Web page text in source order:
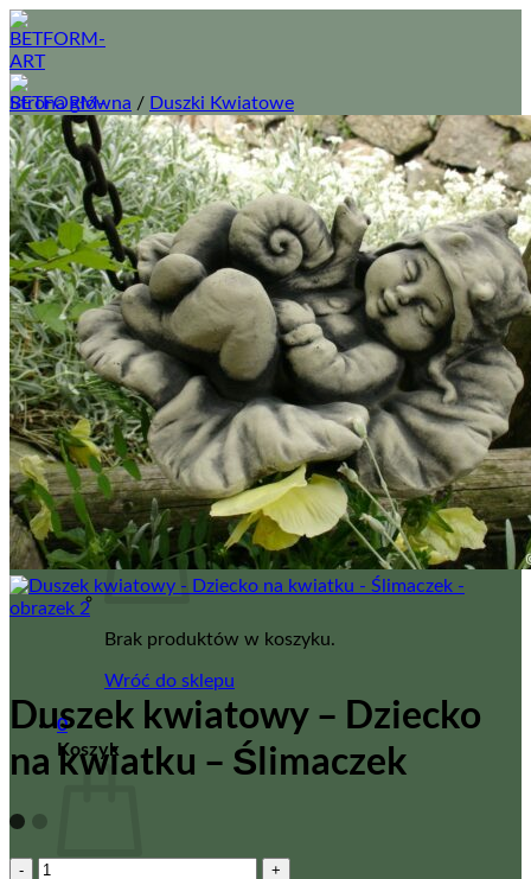
Przewiń
do
zawartości
O nas
Sklep
Wszystkie figury betonowe do ogrodu
Donice ogrodowe z betonu
Fontanny betonowe do ogrodu
Usługi
Regulamin
Prawa autorskie
Kontakt
Logowanie
Koszyk /0,00zł0
Brak produktów w koszyku.
Wróć do sklepu
0
Koszyk
Strona główna / Duszki Kwiatowe
Duszek kwiatowy – Dziecko
na kwiatku – Ślimaczek
ilość